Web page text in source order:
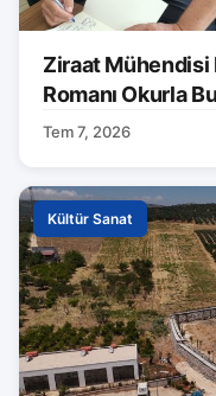
Ziraat Mühendisi
Romanı Okurla
Tem 7, 2026
Kültür Sanat